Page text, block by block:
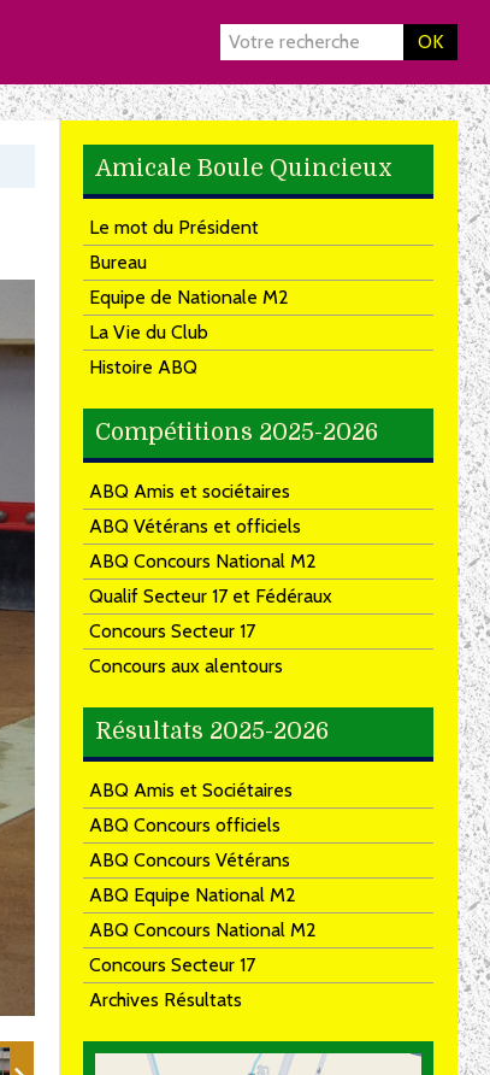
OK
Amicale Boule Quincieux
Le mot du Président
Bureau
Equipe de Nationale M2
La Vie du Club
Histoire ABQ
Compétitions 2025-2026
ABQ Amis et sociétaires
ABQ Vétérans et officiels
ABQ Concours National M2
Qualif Secteur 17 et Fédéraux
Concours Secteur 17
Concours aux alentours
Résultats 2025-2026
ABQ Amis et Sociétaires
ABQ Concours officiels
ABQ Concours Vétérans
ABQ Equipe National M2
ABQ Concours National M2
Concours Secteur 17
Archives Résultats